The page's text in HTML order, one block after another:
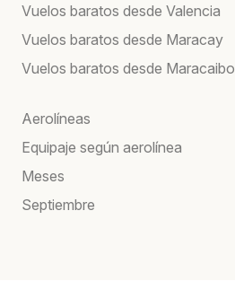
Vuelos baratos desde Valencia
Vuelos baratos desde Maracay
Vuelos baratos desde Maracaibo
Aerolíneas
Equipaje según aerolínea
Meses
Septiembre